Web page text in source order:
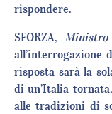
rispondere.
SFORZA,
all’interrogazione
risposta sarà la
di un’Italia
alle tradizioni di